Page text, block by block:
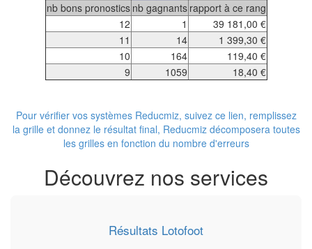
nb bons pronostics nb gagnants rapport à ce rang
12
1
39 181,00 €
11
14
1 399,30 €
10
164
119,40 €
9
1059 18,40 €
Pour vérifier vos systèmes Reducmiz, suivez ce lien, remplissez
la grille et donnez le résultat final, Reducmiz décomposera toutes
les grilles en fonction du nombre d'erreurs
Découvrez nos services
Résultats Lotofoot